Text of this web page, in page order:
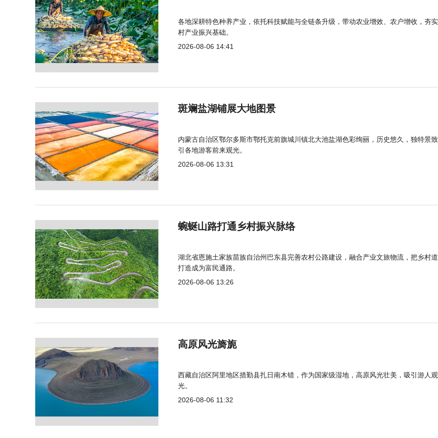
各地深耕特色种养产业，依托科技赋能与全链条升级，带动农业增效、农户增收，夯
村产业振兴基础。
2026-08-06 14:41
斑斓盐湖铺展大地图景
内蒙古自治区鄂尔多斯市鄂托克前旗城川镇北大池盐湖色彩绚丽，历史悠久，独特景
引各地游客前来观光。
2026-08-06 13:31
蜿蜒山路打通乡村振兴脉络
湖北省恩施土家族苗族自治州巴东县完善农村公路建设，融合产业文旅物流，把乡村
打造成为富民通路。
2026-08-06 13:26
高原风光旖旎
西藏自治区阿里地区措勤县扎日南木错，作为国家级湿地，高原风光壮美，吸引游人观
光。
2026-08-06 11:32